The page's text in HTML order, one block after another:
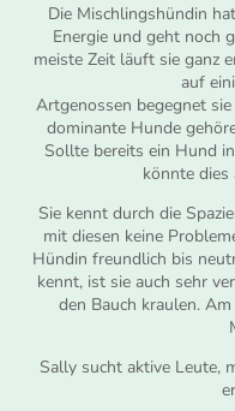
Die Mischlingshündin
Energie und geht noch
meiste Zeit läuft sie ganz
auf
Artgenossen begegnet
dominante Hunde
Sollte bereits ein Hund
könnte
Sie kennt durch die
mit diesen keine
Hündin freundlich bis
kennt, ist sie auch sehr
den Bauch kraulen.
Sally sucht aktive Leute,